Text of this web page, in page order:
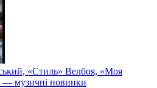
«Стиль» Велбоя, «Моя
— музичні новинки